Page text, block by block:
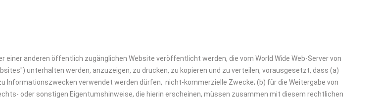
einer anderen öffentlich zugänglichen Website veröffentlicht werden, die vom World Wide Web-Server von
unterhalten werden, anzuzeigen, zu drucken, zu kopieren und zu verteilen, vorausgesetzt, dass (a)
Informationszwecken verwendet werden dürfen, nicht-kommerzielle Zwecke; (b) für die Weitergabe von
oder sonstigen Eigentumshinweise, die hierin erscheinen, müssen zusammen mit diesem rechtlichen